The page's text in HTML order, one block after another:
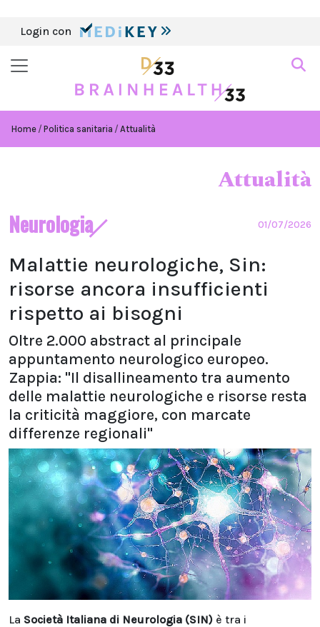
Login con
Home Politica sanitaria Attualità
Attualità
Neurologia 01/07/2026
Malattie neurologiche, Sin:
risorse ancora insufficienti
rispetto ai bisogni
Oltre 2.000 abstract al principale
appuntamento neurologico europeo.
Zappia: "Il disallineamento tra aumento
delle malattie neurologiche e risorse resta
la criticità maggiore, con marcate
differenze regionali"
La Società Italiana di Neurologia (SIN) è tra i